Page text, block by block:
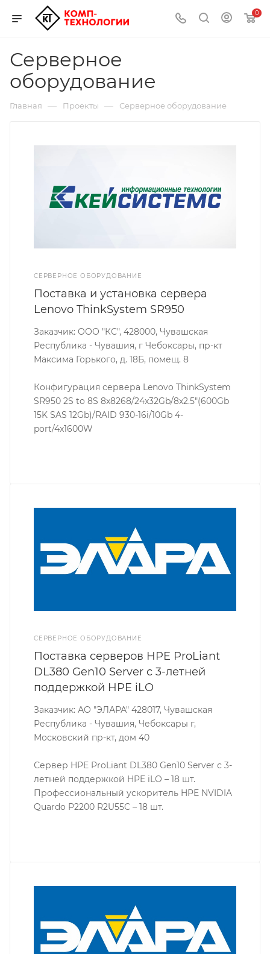
0
Серверное
оборудование
Главная — Проекты — Серверное оборудование
СЕРВЕРНОЕ ОБОРУДОВАНИЕ
Поставка и установка сервера
Lenovo ThinkSystem SR950
Заказчик: ООО "КС", 428000, Чувашская
Республика - Чувашия, г Чебоксары, пр-кт
Максима Горького, д. 18Б, помещ. 8
Конфигурация сервера Lenovo ThinkSystem
SR950 2S to 8S 8x8268/24x32Gb/8x2.5"(600Gb
15K SAS 12Gb)/RAID 930-16i/10Gb 4-
port/4x1600W
СЕРВЕРНОЕ ОБОРУДОВАНИЕ
Поставка серверов HPE ProLiant
DL380 Gen10 Server с 3-летней
поддержкой HPE iLO
Заказчик: АО "ЭЛАРА" 428017, Чувашская
Республика - Чувашия, Чебоксары г,
Московский пр-кт, дом 40
Сервер HPE ProLiant DL380 Gen10 Server с 3-
летней поддержкой HPE iLO – 18 шт.
Профессиональный ускоритель HPE NVIDIA
Quardo P2200 R2U55C – 18 шт.